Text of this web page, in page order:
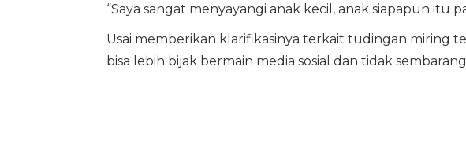
“Saya sangat menyayangi anak kecil, anak siapapun itu
Usai memberikan klarifikasinya terkait tudingan miring
bisa lebih bijak bermain media sosial dan tidak